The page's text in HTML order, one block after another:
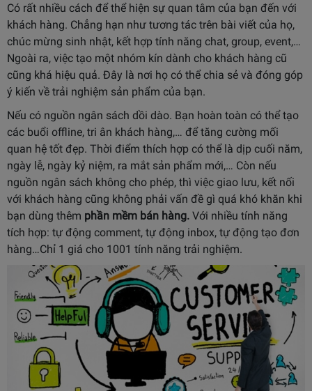
Có rất nhiều cách để thể hiện sự quan tâm của bạn đến với
khách hàng. Chẳng hạn như tương tác trên bài viết của họ,
chúc mừng sinh nhật, kết hợp tính năng chat, group, event,…
Ngoài ra, việc tạo một nhóm kín dành cho khách hàng cũ
cũng khá hiệu quả. Đây là nơi họ có thể chia sẻ và đóng góp
ý kiến về trải nghiệm sản phẩm của bạn.
Nếu có nguồn ngân sách dồi dào. Bạn hoàn toàn có thể tạo
các buổi offline, tri ân khách hàng,… để tăng cường mối
quan hệ tốt đẹp. Thời điểm thích hợp có thể là dịp cuối năm,
ngày lễ, ngày kỷ niệm, ra mắt sản phẩm mới,… Còn nếu
nguồn ngân sách không cho phép, thì việc giao lưu, kết nối
với khách hàng cũng không phải vấn đề gì quá khó khăn khi
bạn dùng thêm phần mềm bán hàng. Với nhiều tính năng
tích hợp: tự động comment, tự động inbox, tự động tạo đơn
hàng…Chỉ 1 giá cho 1001 tính năng trải nghiệm.